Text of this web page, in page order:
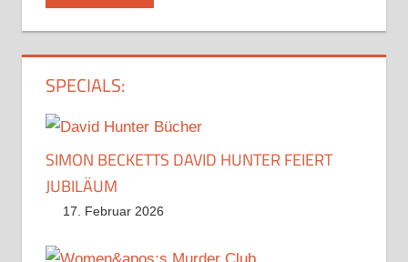
SPECIALS:
SIMON BECKETTS DAVID HUNTER FEIERT
JUBILÄUM
17. Februar 2026